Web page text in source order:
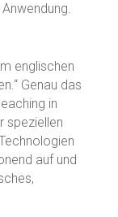
englischen
Genau das
in
speziellen
auf und